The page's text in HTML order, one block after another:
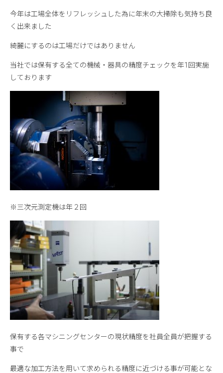
今年は工場全体をリフレッシュした為に年末の大掃除も気持ち良
く出来ました
綺麗にするのは工場だけではありません
当社では保有する全ての機械・器具の精度チェックを年1回実施
しております
※三次元測定機は年２回
保有する各マシニングセンターの現状精度を社員全員が把握する
事で
最適な加工方法を用いて求められる精度に近づける事が可能とな